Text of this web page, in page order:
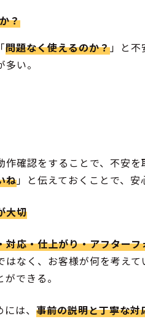
？
問題なく使えるのか？」と不
い。
確認をすることで、不安
ね」と伝えておくことで、安
大切
対応・仕上がり・アフターフ
なく、お客様が何を考え
できる。
は、 事前の説明と丁寧な対